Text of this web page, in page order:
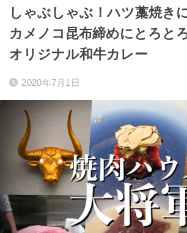
しゃぶしゃぶ！ハツ藁焼き
カメノコ昆布締めにとろと
オリジナル和牛カレー
2020年7月1日